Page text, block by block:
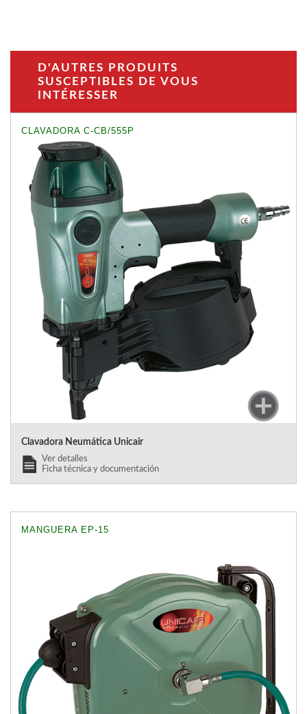
D'AUTRES PRODUITS
SUSCEPTIBLES DE VOUS
INTÉRESSER
CLAVADORA C-CB/555P
Clavadora Neumática Unicair
Ver detalles
Ficha técnica y documentación
MANGUERA EP-15